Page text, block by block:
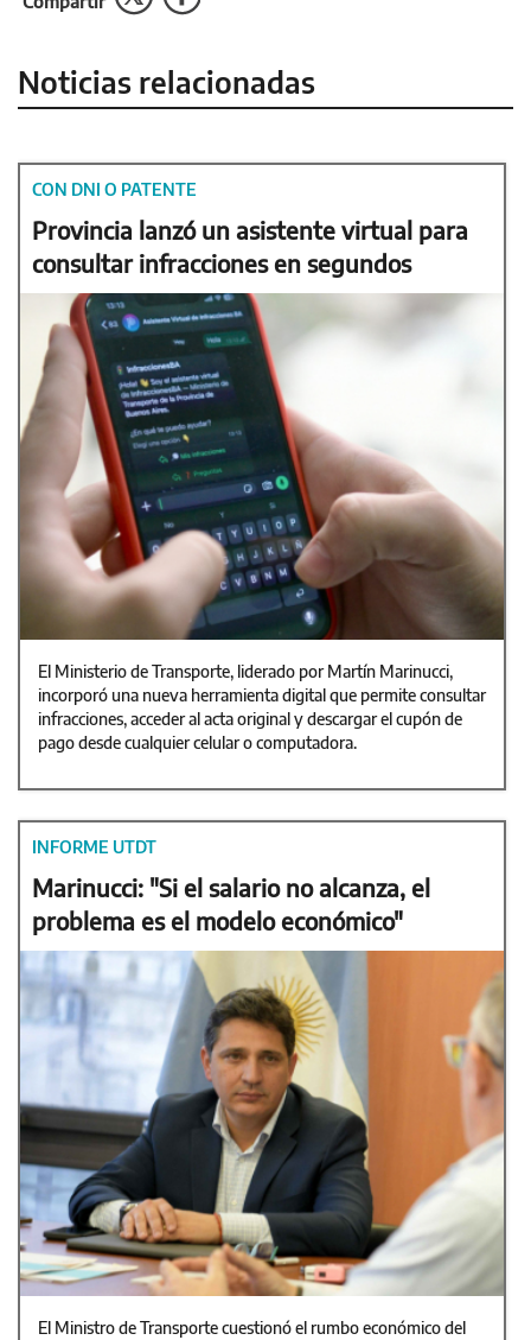
Noticias relacionadas
CON DNI O PATENTE
Provincia lanzó un asistente virtual para
consultar infracciones en segundos
El Ministerio de Transporte, liderado por Martín Marinucci,
incorporó una nueva herramienta digital que permite consultar
infracciones, acceder al acta original y descargar el cupón de
pago desde cualquier celular o computadora.
INFORME UTDT
Marinucci: "Si el salario no alcanza, el
problema es el modelo económico"
El Ministro de Transporte cuestionó el rumbo económico del